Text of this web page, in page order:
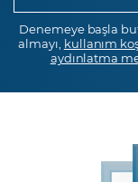
Denemeye başla
almayı, kullanım
aydınlatma